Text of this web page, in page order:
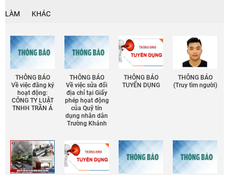
LÀM KHÁC
THÔNG BÁO
Về việc đăng ký
hoạt động:
CÔNG TY LUẬT
TNHH TRẦN Á
THÔNG BÁO
Về việc sửa đổi
địa chỉ tại Giấy
phép họat động
của Quỹ tín
dụng nhân dân
Trường Khánh
THÔNG BÁO
TUYỂN DỤNG
THÔNG BÁO
(Truy tìm người)